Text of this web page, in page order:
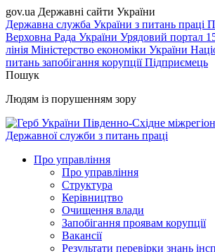
gov.ua Державні сайти України
Державна служба України з питань праці
Верховна Рада України Урядовий портал
лінія Міністерство економіки України
питань запобігання корупціїПідприємець
Пошук
Людям із порушенням зору
Південно-Східне
Державної служби з питань праці
Про управління
Про управління
Структура
Керівництво
Очищення влади
Запобігання проявам корупції
Вакансії
Результати перевірки знань